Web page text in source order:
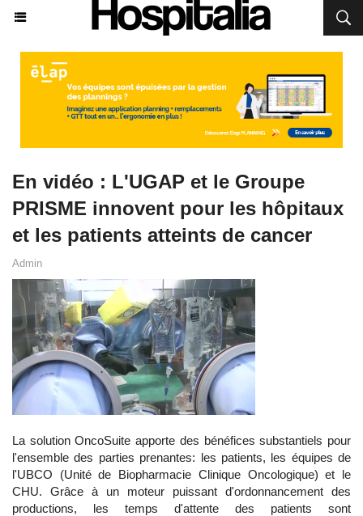
En vidéo : L'UGAP et le Groupe
PRISME innovent pour les hôpitaux
et les patients atteints de cancer
Admin
La solution OncoSuite apporte des bénéfices substantiels pour
l'ensemble des parties prenantes: les patients, les équipes de
l'UBCO (Unité de Biopharmacie Clinique Oncologique) et le
CHU. Grâce à un moteur puissant d'ordonnancement des
productions, les temps d'attente des patients sont